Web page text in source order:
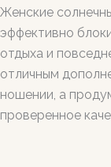
Женские
эффективно
отдыха и
отличным
ношении, а
проверенное